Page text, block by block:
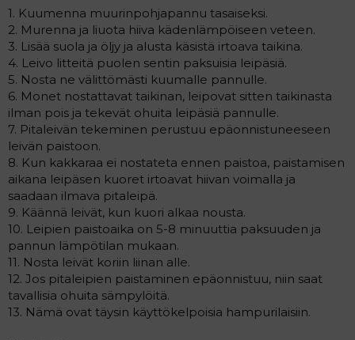
1. Kuumenna muurinpohjapannu tasaiseksi.
2. Murenna ja liuota hiiva kädenlämpöiseen veteen.
3. Lisää suola ja öljy ja alusta käsistä irtoava taikina.
4. Leivo litteitä puolen sentin paksuisia leipäsiä.
5. Nosta ne välittömästi kuumalle pannulle.
6. Monet nostattavat taikinan, leipovat sitten taikinasta
ilman pois ja tekevät ohuita leipäsiä pannulle.
7. Pitaleivän tekeminen perustuu epäonnistuneeseen
leivän paistoon.
8. Kun kakkaraa ei nostateta ennen paistoa, paistamisen
aikana leipäsen kuoret irtoavat hiivan voimalla ja
saadaan ilmava pitaleipä.
9. Käännä leivät, kun kuori alkaa nousta.
10. Leipien paistoaika on 5-8 minuuttia paksuuden ja
pannun lämpötilan mukaan.
11. Nosta leivät koriin liinan alle.
12. Jos pitaleipien paistaminen epäonnistuu, niin saat
tavallisia ohuita sämpylöitä.
13. Nämä ovat täysin käyttökelpoisia hampurilaisiin.